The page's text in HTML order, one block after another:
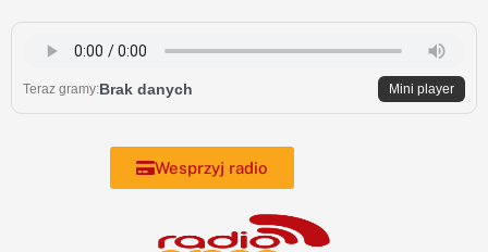
content
Teraz gramy:Brak danych Mini player
Wesprzyj radio